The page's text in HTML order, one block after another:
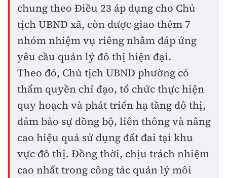
chung theo Điều 23 áp dụng cho Chủ
tịch UBND xã, còn được giao thêm 7
nhóm nhiệm vụ riêng nhằm đáp ứng
yêu cầu quản lý đô thị hiện đại.
Theo đó, Chủ tịch UBND phường có
thẩm quyền chỉ đạo, tổ chức thực hiện
quy hoạch và phát triển hạ tầng đô thị,
đảm bảo sự đồng bộ, liên thông và nâng
cao hiệu quả sử dụng đất đai tại khu
vực đô thị. Đồng thời, chịu trách nhiệm
cao nhất trong công tác quản lý môi